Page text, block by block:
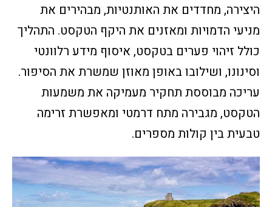
היצירה, מחדדים את האותנטיות, מבהירים את
מניעי הדמויות ומאזנים את היקף הטקסט. התהליך
כולל זיהוי פערים בטקסט, איסוף מידע רלוונטי
וסינונו, ושילובו באופן מאוזן שמשרת את הסיפור.
עריכה מבוססת תחקיר מעמיקה את משמעות
הטקסט, מגבירה מתח דרמטי ומאפשרת זרימה
טבעית בין קולות מספרים.